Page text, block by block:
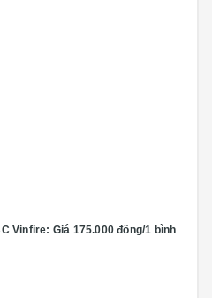
Vinfire: Giá 175.000 đồng/1 bình